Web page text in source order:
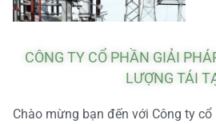
CÔNG TY CỔ PHẦN GIẢI
LƯỢNG TÁI
Chào mừng bạn đến với Công ty